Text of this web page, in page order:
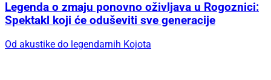
Legenda o zmaju ponovno oživljava u Rogoznici:
Spektakl koji će oduševiti sve generacije
Od akustike do legendarnih Kojota